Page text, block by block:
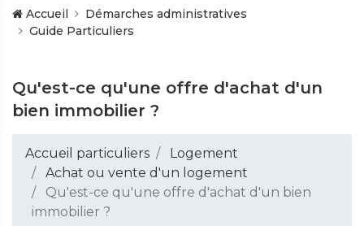
Accueil
Démarches administratives
Guide Particuliers
Qu'est-ce qu'une offre d'achat d'un
bien immobilier ?
Accueil particuliers
Logement
Achat ou vente d'un logement
Qu'est-ce qu'une offre d'achat d'un bien
immobilier ?